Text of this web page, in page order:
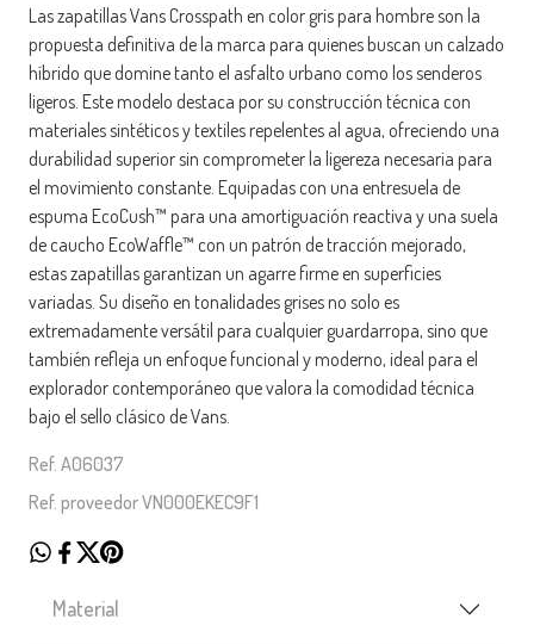
Las zapatillas Vans Crosspath en color gris para hombre son la
propuesta definitiva de la marca para quienes buscan un calzado
híbrido que domine tanto el asfalto urbano como los senderos
ligeros. Este modelo destaca por su construcción técnica con
materiales sintéticos y textiles repelentes al agua, ofreciendo una
durabilidad superior sin comprometer la ligereza necesaria para
el movimiento constante. Equipadas con una entresuela de
espuma EcoCush™ para una amortiguación reactiva y una suela
de caucho EcoWaffle™ con un patrón de tracción mejorado,
estas zapatillas garantizan un agarre firme en superficies
variadas. Su diseño en tonalidades grises no solo es
extremadamente versátil para cualquier guardarropa, sino que
también refleja un enfoque funcional y moderno, ideal para el
explorador contemporáneo que valora la comodidad técnica
bajo el sello clásico de Vans.
Ref. A06037
Ref. proveedor VN000EKEC9F1
Material